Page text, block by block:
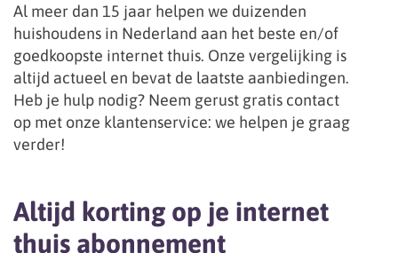
Al meer dan 15 jaar helpen we duizenden
huishoudens in Nederland aan het beste en/of
goedkoopste internet thuis. Onze vergelijking is
altijd actueel en bevat de laatste aanbiedingen.
Heb je hulp nodig? Neem gerust gratis contact
op met onze klantenservice: we helpen je graag
verder!
Altijd korting op je internet
thuis abonnement